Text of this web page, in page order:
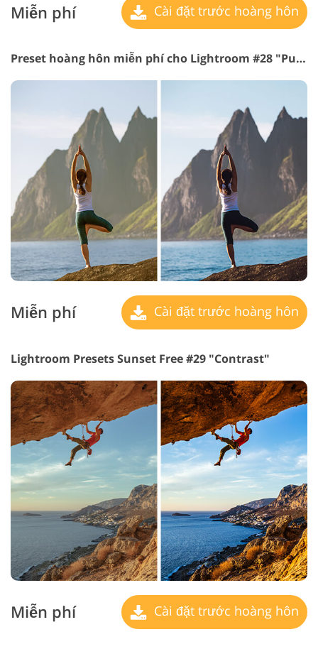
Miễn phí Cài đặt trước hoàng hôn
Preset hoàng hôn miễn phí cho Lightroom #28 "Purple Tonning"
Miễn phí Cài đặt trước hoàng hôn
Lightroom Presets Sunset Free #29 "Contrast"
Miễn phí Cài đặt trước hoàng hôn